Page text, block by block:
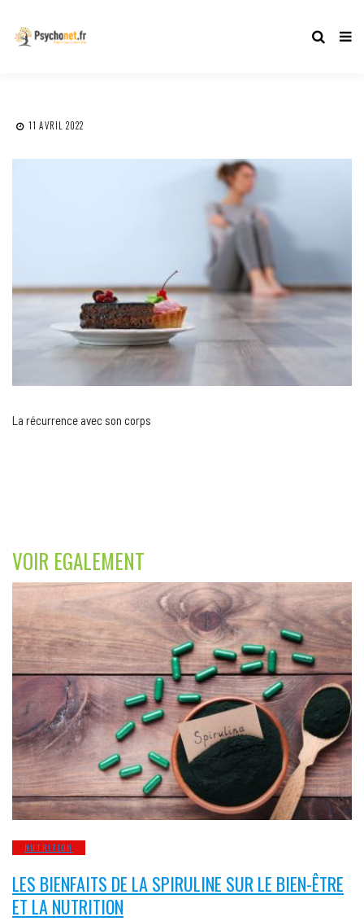
11 AVRIL 2022
La récurrence avec son corps
VOIR EGALEMENT
NUTRITION
LES BIENFAITS DE LA SPIRULINE SUR LE BIEN-ÊTRE
ET LA NUTRITION